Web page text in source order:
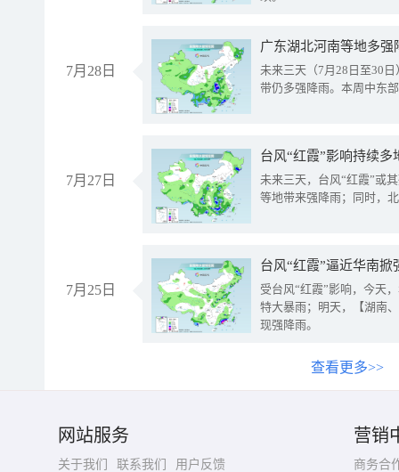
7月28日
广东湖北河南等地多
未来三天（7月28日至30
带仍多强降雨。本周中东
7月27日
台风“红霞”影响持续
未来三天，台风“红霞”或
等地带来强降雨；同时，
7月25日
台风“红霞”逼近华南
受台风“红霞”影响，今天
特大暴雨；明天，【湖南
现强降雨。
查看更多>>
网站服务
关于我们 联系我们
用户反馈
营销
商务合